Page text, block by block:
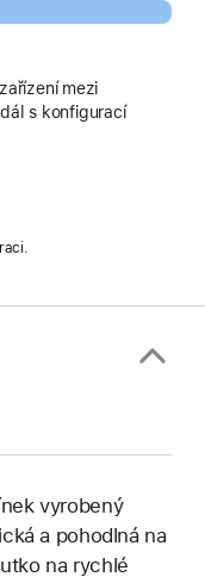
mezi
s konfigurací
vyrobený
a pohodlná na
na rychlé